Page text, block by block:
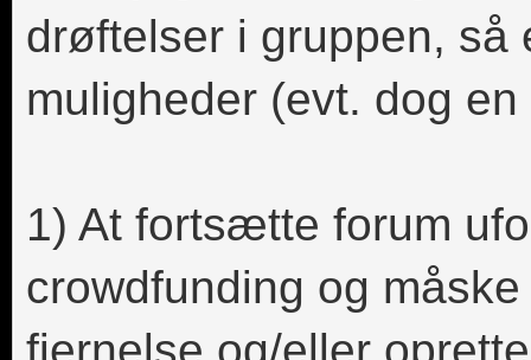
drøftelser i gruppen, så
muligheder (evt. dog
1) At fortsætte forum
crowdfunding og
fjernelse og/eller